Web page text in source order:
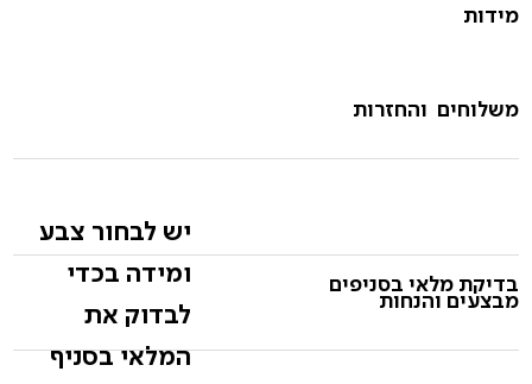
מידות
משלוחים והחזרות
יש לבחור צבע
ומידה בכדי
לבדוק את
המלאי בסניף
בדיקת מלאי בסניפים
מבצעים והנחות